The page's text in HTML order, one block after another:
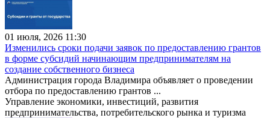
01 июля, 2026 11:30
Изменились сроки подачи заявок по предоставлению грантов
в форме субсидий начинающим предпринимателям на
создание собственного бизнеса
Администрация города Владимира объявляет о проведении
отбора по предоставлению грантов ...
Управление экономики, инвестиций, развития
предпринимательства, потребительского рынка и туризма